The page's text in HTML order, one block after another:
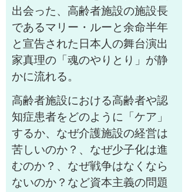
出会った、高齢者施設の施設長
であるマリー・ルーと余命半年
と宣告された日本人の舞台演出
家真理の「魂のやりとり」が静
かに流れる。
高齢者施設における高齢者や認
知症患者をどのように「ケア」
するか、なぜ介護施設の経営は
苦しいのか？、なぜ少子化は進
むのか？、なぜ戦争はなくなら
ないのか？など資本主義の問題